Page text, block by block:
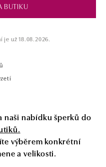
BUTIKU
už 18.08.2026.
naši nabídku šperků do
výběrem konkrétní
a velikosti.